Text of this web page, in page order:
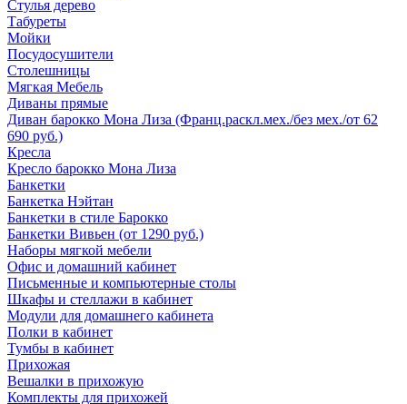
Стулья дерево
Табуреты
Мойки
Посудосушители
Столешницы
Мягкая Мебель
Диваны прямые
Диван барокко Мона Лиза (Франц.раскл.мех./без мех./от 62
690 руб.)
Кресла
Кресло барокко Мона Лиза
Банкетки
Банкетка Нэйтан
Банкетки в стиле Барокко
Банкетки Вивьен (от 1290 руб.)
Наборы мягкой мебели
Офис и домашний кабинет
Письменные и компьютерные столы
Шкафы и стеллажи в кабинет
Модули для домашнего кабинета
Полки в кабинет
Тумбы в кабинет
Прихожая
Вешалки в прихожую
Комплекты для прихожей